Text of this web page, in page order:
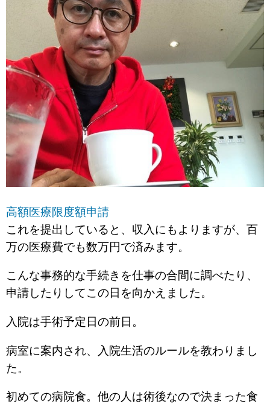
高額医療限度額申請
これを提出していると、収入にもよりますが、百
万の医療費でも数万円で済みます。
こんな事務的な手続きを仕事の合間に調べたり、
申請したりしてこの日を向かえました。
入院は手術予定日の前日。
病室に案内され、入院生活のルールを教わりまし
た。
初めての病院食。他の人は術後なので決まった食